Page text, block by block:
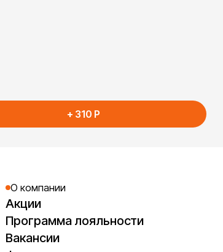
+ 310 P
О компании
Акции
Программа лояльности
Вакансии